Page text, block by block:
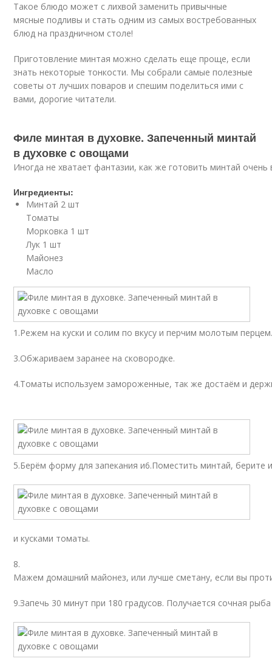
Такое блюдо может с лихвой заменить привычные
мясные подливы и стать одним из самых востребованных
блюд на праздничном столе!
Приготовление минтая можно сделать еще проще, если
знать некоторые тонкости. Мы собрали самые полезные
советы от лучших поваров и спешим поделиться ими с
вами, дорогие читатели.
Филе минтая в духовке. Запеченный минтай
в духовке с овощами
Иногда не хватает фантазии, как же готовить минтай
Ингредиенты:
Минтай 2 шт
Томаты
Морковка 1 шт
Лук 1 шт
Майонез
Масло
1.Режем на куски и солим по вкусу и перчим молотым
3.Обжариваем заранее на сковородке.
4.Томаты используем замороженные, так же достаём и
5.Берём форму для запекания и6.Поместить минтай,
и кусками томаты.
8.
Мажем домашний майонез, или лучше сметану, если вы
9.Запечь 30 минут при 180 градусов. Получается сочная